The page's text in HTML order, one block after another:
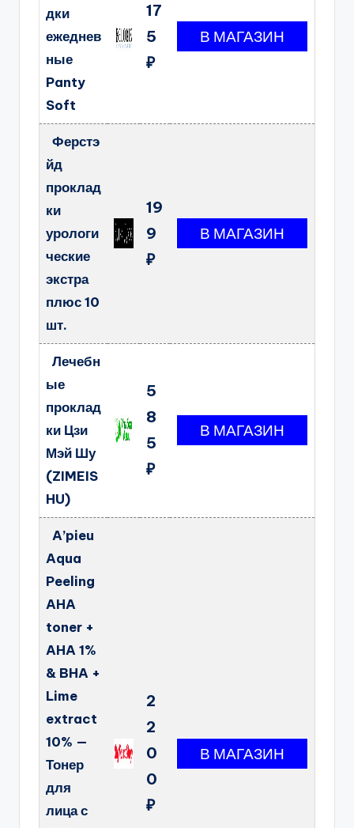
дки
ежеднев
ные
Panty
Soft
17
5
₽
Ферстэ
йд
проклад
ки
урологи
ческие
экстра
плюс 10
шт.
19
9
₽
Лечебн
ые
проклад
ки Цзи
Мэй Шу
(ZIMEIS
HU)
5
8
5
₽
A’pieu
Aqua
Peeling
AHA
toner +
AHA 1%
& BHA +
Lime
extract
10% —
Тонер
для
лица с
2
2
0
0
₽